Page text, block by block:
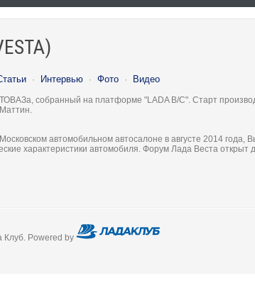
· Интервью · Фото · Видео
собранный на платформе "LADA B/C". Старт
автомобильном автосалоне в августе 2014
характеристики автомобиля. Форум Лада Веста
Клуб. Powered by